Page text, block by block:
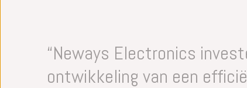
“Neways Electronics
ontwikkeling van een